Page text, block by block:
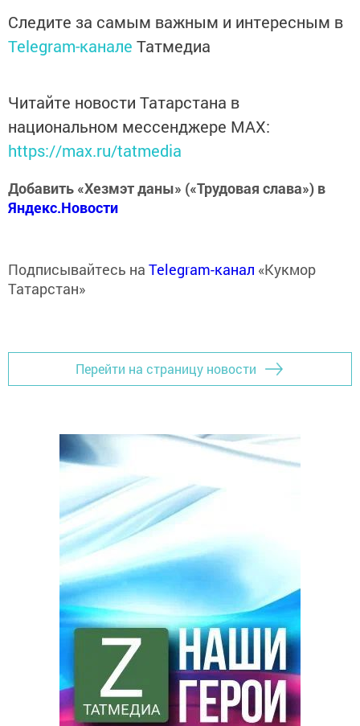
Следите за самым важным и интересным в
Telegram-канале Татмедиа
Читайте новости Татарстана в
национальном мессенджере MАХ:
https://max.ru/tatmedia
Добавить «Хезмэт даны» («Трудовая слава») в
Яндекс.Новости
Подписывайтесь на Telegram-канал «Кукмор
Татарстан»
Перейти на страницу новости